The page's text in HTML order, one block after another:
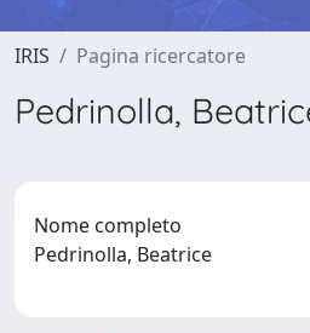
IRIS Pagina ricercatore
Pedrinolla,
Nome completo
Pedrinolla, Beatrice